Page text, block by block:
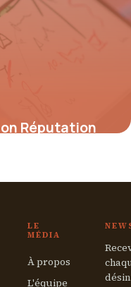
Réputation
LE
MÉDIA
À propos
L'équipe